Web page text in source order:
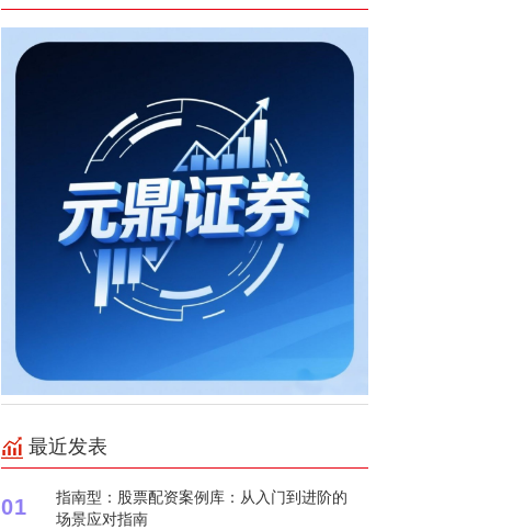
最近发表
01
指南型：股票配资案例库：从入门到进阶的
场景应对指南